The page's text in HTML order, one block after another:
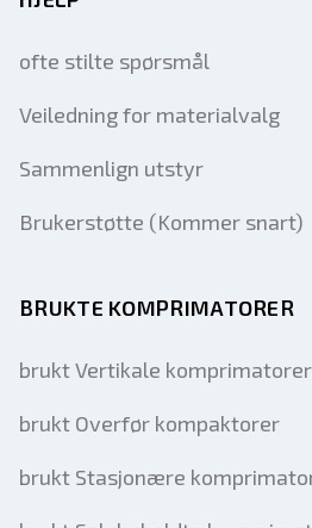
ofte stilte spørsmål
Veiledning for materialvalg
Sammenlign utstyr
Brukerstøtte (Kommer snart)
BRUKTE KOMPRIMATORER
brukt Vertikale komprimatorer
brukt Overfør kompaktorer
brukt Stasjonære